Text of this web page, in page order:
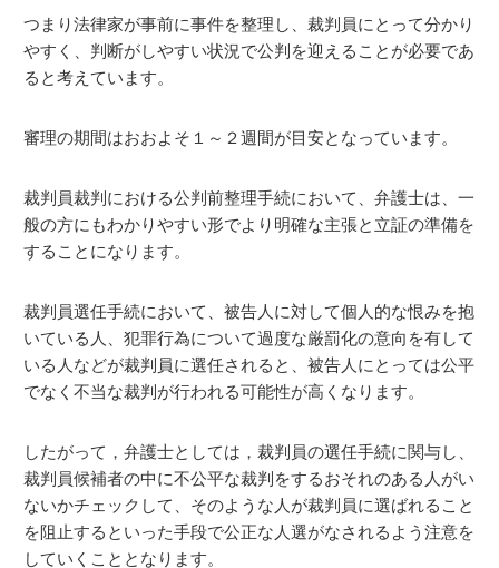
つまり法律家が事前に事件を整理し、裁判員にとって分かり
やすく、判断がしやすい状況で公判を迎えることが必要であ
ると考えています。
審理の期間はおおよそ１～２週間が目安となっています。
裁判員裁判における公判前整理手続において、弁護士は、一
般の方にもわかりやすい形でより明確な主張と立証の準備を
することになります。
裁判員選任手続において、被告人に対して個人的な恨みを抱
いている人、犯罪行為について過度な厳罰化の意向を有して
いる人などが裁判員に選任されると、被告人にとっては公平
でなく不当な裁判が行われる可能性が高くなります。
したがって，弁護士としては，裁判員の選任手続に関与し、
裁判員候補者の中に不公平な裁判をするおそれのある人がい
ないかチェックして、そのような人が裁判員に選ばれること
を阻止するといった手段で公正な人選がなされるよう注意を
していくこととなります。